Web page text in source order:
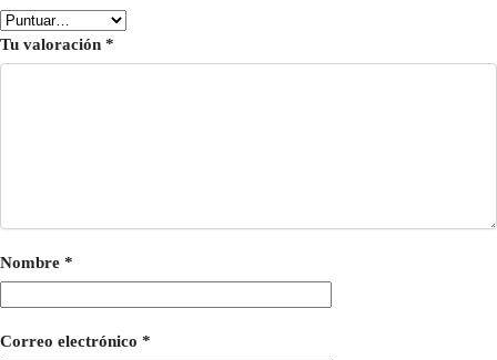
Tu valoración *
Nombre *
Correo electrónico *